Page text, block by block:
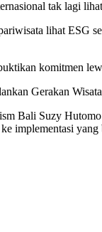
tak lagi
lihat ESG
komitmen
Gerakan
Bali Suzy
implementasi